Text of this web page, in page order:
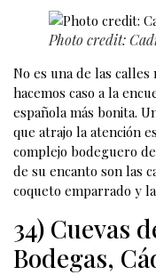
Photo credit:
No es una de las
hacemos caso a la
española más bonita.
que atrajo la atención
complejo bodeguero
de su encanto son las
coqueto emparrado y
34) Cuevas
Bodegas,